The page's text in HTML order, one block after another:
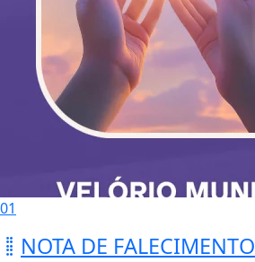
01
NOTA DE FALECIMENTO